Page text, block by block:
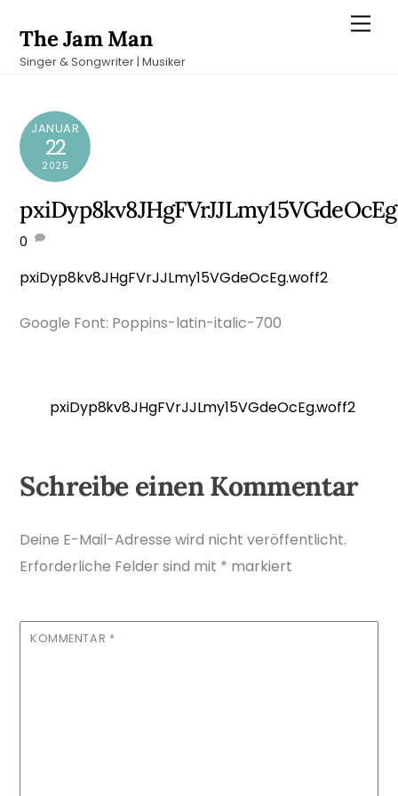
content
The Jam Man
Singer & Songwriter | Musiker
JANUAR
22
2025
0
pxiDyp8kv8JHgFVrJJLmy15VGdeOcEg.woff2
Google Font: Poppins-latin-italic-700
pxiDyp8kv8JHgFVrJJLmy15VGdeOcEg.woff2
Schreibe einen Kommentar
Deine E-Mail-Adresse wird nicht veröffentlicht.
Erforderliche Felder sind mit * markiert
KOMMENTAR *